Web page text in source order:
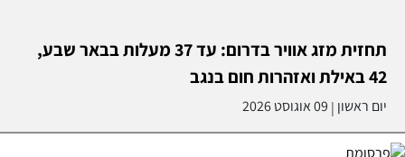
תחזית מזג אוויר בדרום: עד 37 מעלות בבאר שבע,
42 באילת ואזהרות חום בנגב
יום ראשון | 09 אוגוסט 2026